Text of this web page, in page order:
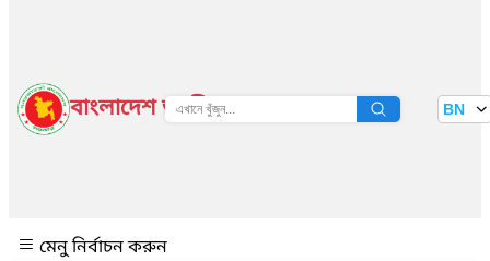
বাংলাদেশ জাতীয় তথ্য বাতায়ন BN
মেনু নির্বাচন করুন